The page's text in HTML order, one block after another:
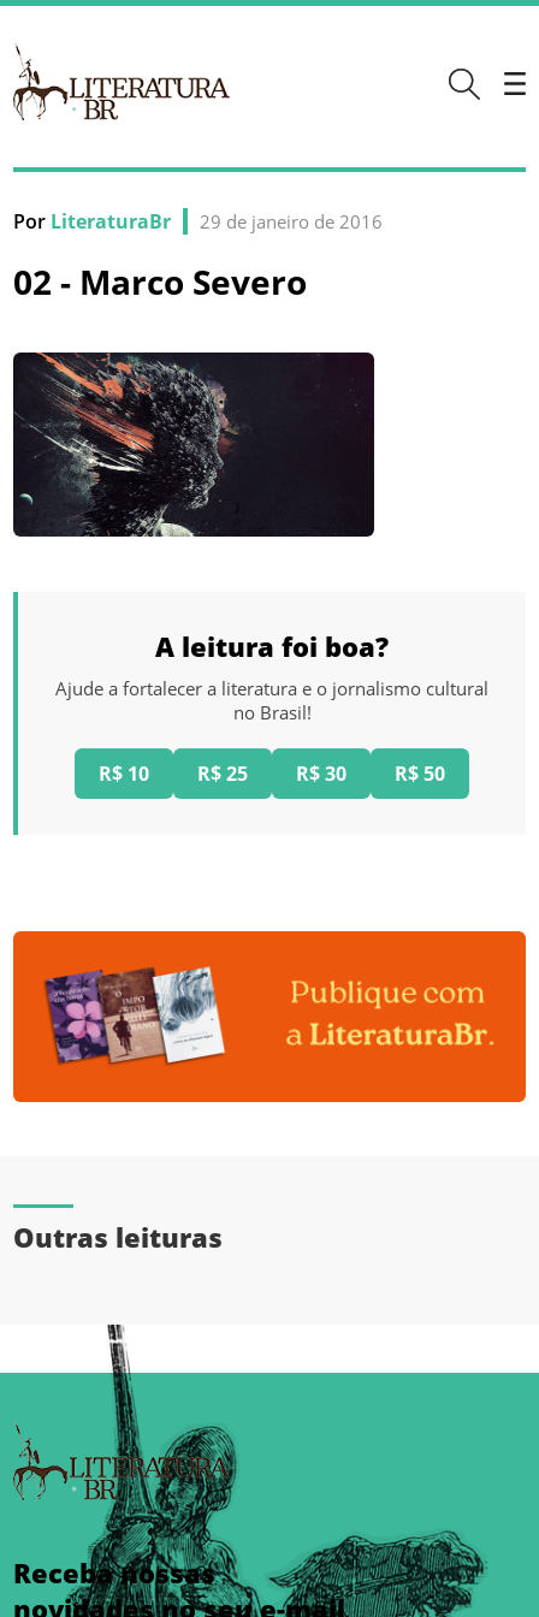
Por LiteraturaBr 29 de janeiro de 2016
02 - Marco Severo
A leitura foi boa?
Ajude a fortalecer a literatura e o jornalismo cultural
no Brasil!
R$ 10 R$ 25 R$ 30 R$ 50
Outras leituras
Receba nossas
novidades no seu e-mail